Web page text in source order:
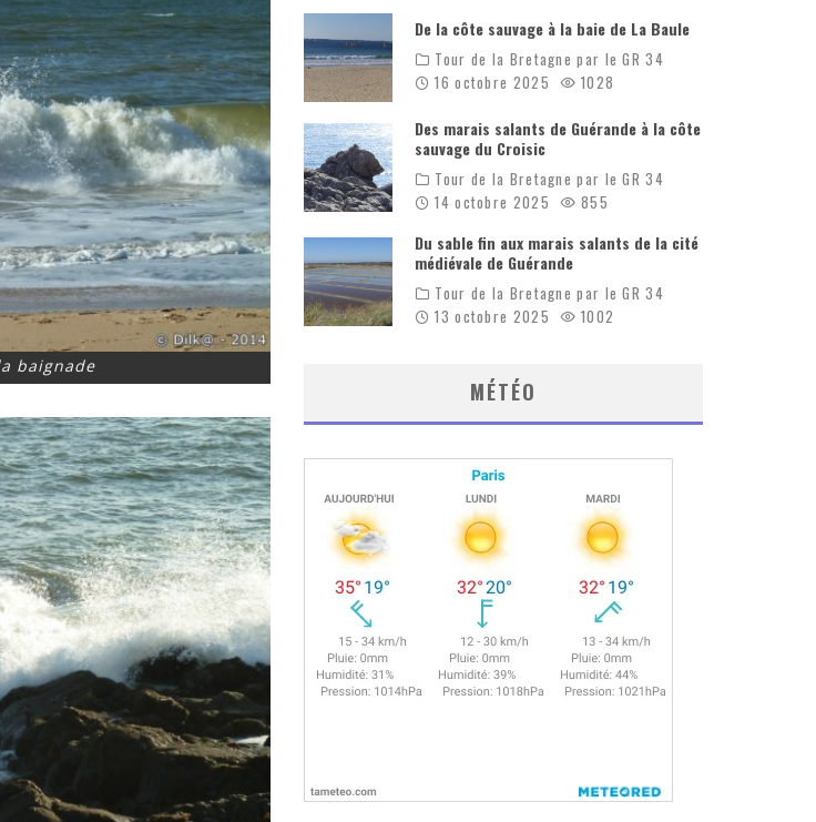
baignade
De la côte sauvage à la baie de La Baule
Tour de la Bretagne par le GR 34
16 octobre 2025
1028
Des marais salants de Guérande à la côte
sauvage du Croisic
Tour de la Bretagne par le GR 34
14 octobre 2025
855
Du sable fin aux marais salants de la cité
médiévale de Guérande
Tour de la Bretagne par le GR 34
13 octobre 2025
1002
MÉTÉO